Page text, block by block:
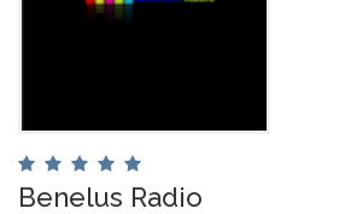
Benelus Radio